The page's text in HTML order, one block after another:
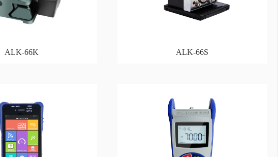
ALK-66K ALK-66S